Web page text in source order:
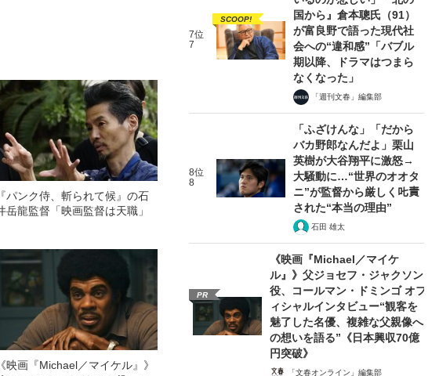
『パンク侍、斬られて候』の石
岳龍監督「映画監督は天職」
《映画『Michael／マイケル』》
7位
7
SCOOP!
国から』倉本聰氏（91）
が富良野で語った現代社
会への“違和感”「バブル
期以降、ドラマはつまら
なくなった」
「週刊文春」編集部
8位
8
「ふざけんな」「だから
バカ野郎なんだよ」栗山
英樹が大谷翔平に激怒→
大騒動に…“世界のオオタ
ニ”が監督から厳しく𠮟責
された“本当の理由”
石田 雄太
PR
《映画『Michael／マイケ
ル』》父ジョセフ・ジャクソン
役、コールマン・ドミンゴ オフ
ィシャルインタビュー“観客を
魅了した名優、複雑な父親像へ
の想いを語る”《日本興収70億
円突破》
「文春オンライン」編集部